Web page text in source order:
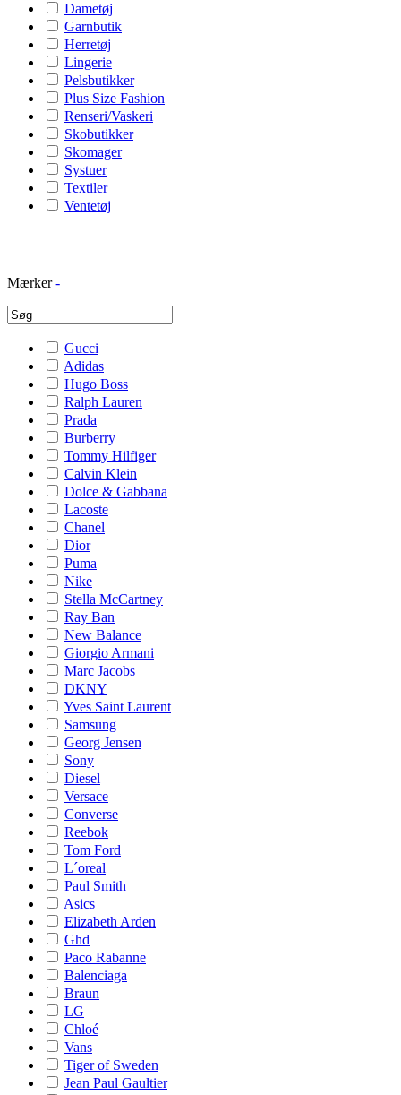
Dametøj
Garnbutik
Herretøj
Lingerie
Pelsbutikker
Plus Size Fashion
Renseri/Vaskeri
Skobutikker
Skomager
Systuer
Textiler
Ventetøj
Mærker -
Gucci
Adidas
Hugo Boss
Ralph Lauren
Prada
Burberry
Tommy Hilfiger
Calvin Klein
Dolce & Gabbana
Lacoste
Chanel
Dior
Puma
Nike
Stella McCartney
Ray Ban
New Balance
Giorgio Armani
Marc Jacobs
DKNY
Yves Saint Laurent
Samsung
Georg Jensen
Sony
Diesel
Versace
Converse
Reebok
Tom Ford
L´oreal
Paul Smith
Asics
Elizabeth Arden
Ghd
Paco Rabanne
Balenciaga
Braun
LG
Chloé
Vans
Tiger of Sweden
Jean Paul Gaultier